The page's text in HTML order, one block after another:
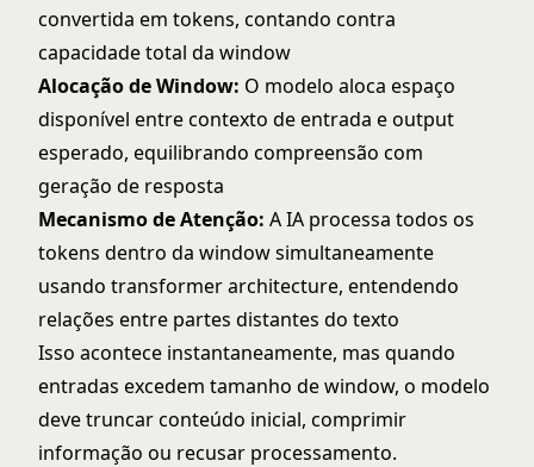
convertida em tokens, contando contra
capacidade total da window
Alocação de Window: O modelo aloca espaço
disponível entre contexto de entrada e output
esperado, equilibrando compreensão com
geração de resposta
Mecanismo de Atenção: A IA processa todos os
tokens dentro da window simultaneamente
usando transformer architecture, entendendo
relações entre partes distantes do texto
Isso acontece instantaneamente, mas quando
entradas excedem tamanho de window, o modelo
deve truncar conteúdo inicial, comprimir
informação ou recusar processamento.